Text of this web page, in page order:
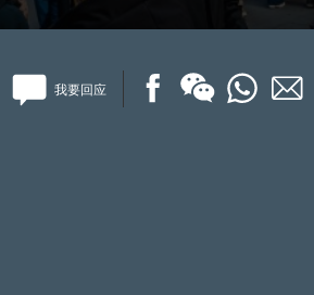
我要回应